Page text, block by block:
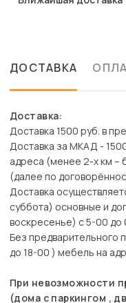
ДОСТАВКА
Доставка:
Доставка 1500 руб. в
Доставка за МКАД -
адреса (менее 2-х км –
(далее по
Доставка
суббота) основные и
воскресенье) с 5-00
Без предварительного
до 18-00 ) мебель на
При невозможности
(дома с паркингом ,